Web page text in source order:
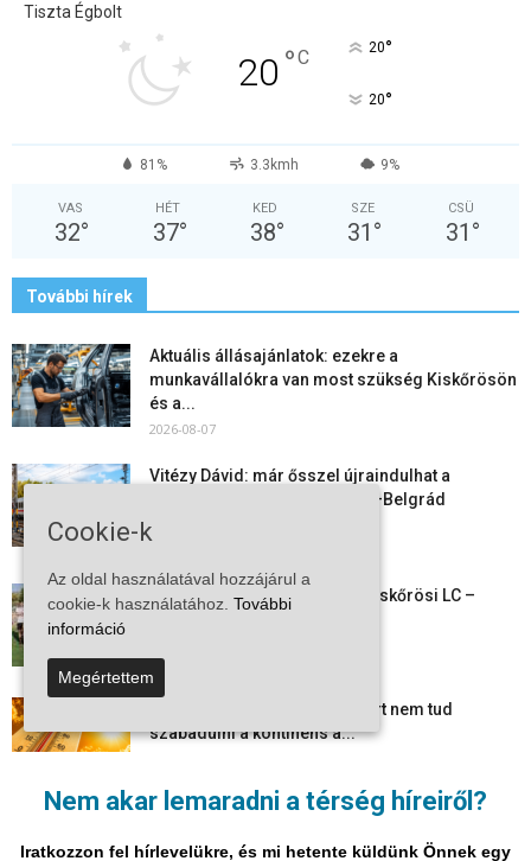
Nem akar lemaradni a térség híreiről?
Iratkozzon fel hírlevelükre, és mi hetente küldünk Önnek egy
Tiszta Égbolt
20 °C 20°
20°
81% 3.3kmh 9%
VAS
32°
HÉT
37°
KED
38°
SZE
31 °
CSÜ
31 °
További hírek
Aktuális állásajánlatok: ezekre a
munkavállalókra van most szükség Kiskőrösön
és a...
2026-08-07
Vitézy Dávid: már ősszel újraindulhat a
személyszállítás a Budapest–Belgrád
vasútvonalon
Megkezdte a felkészülést a Kiskőrösi LC –
Mi történik Európa felett? Ezért nem tud
szabadulni a kontinens a...
Kiskőrösön – útburkolati jeleket festenek és...
Cookie-k
Az oldal használatával hozzájárul a
cookie-k használatához. További
információ
Megértettem